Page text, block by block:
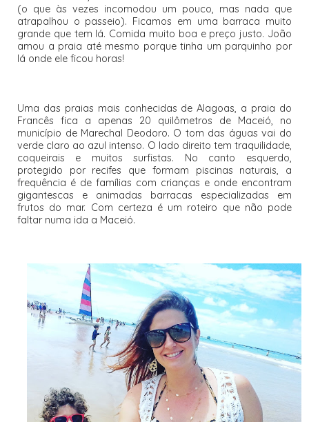
(o que às vezes incomodou um pouco, mas nada que
atrapalhou o passeio). Ficamos em uma barraca muito
grande que tem lá. Comida muito boa e preço justo. João
amou a praia até mesmo porque tinha um parquinho por
lá onde ele ficou horas!
Uma das praias mais conhecidas de Alagoas, a praia do
Francês fica a apenas 20 quilômetros de Maceió, no
município de Marechal Deodoro. O tom das águas vai do
verde claro ao azul intenso. O lado direito tem traquilidade,
coqueirais e muitos surfistas. No canto esquerdo,
protegido por recifes que formam piscinas naturais, a
frequência é de famílias com crianças e onde encontram
gigantescas e animadas barracas especializadas em
frutos do mar. Com certeza é um roteiro que não pode
faltar numa ida a Maceió.